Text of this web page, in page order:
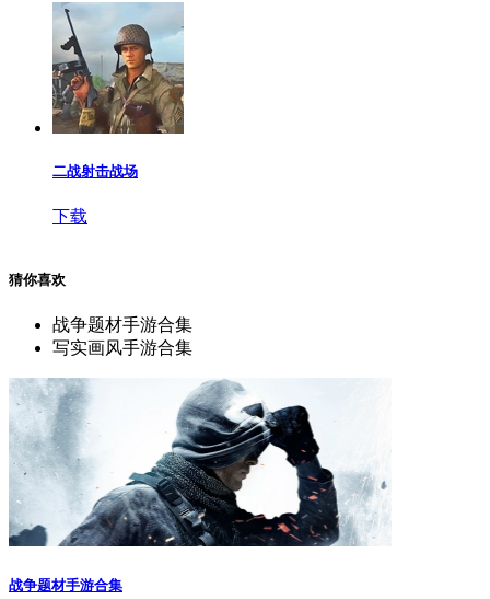
二战射击战场
下载
猜你喜欢
战争题材手游合集
写实画风手游合集
战争题材手游合集